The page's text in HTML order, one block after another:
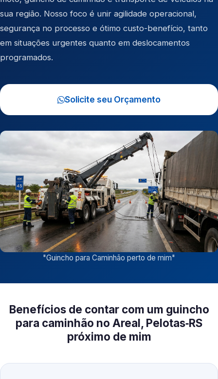
sua região. Nosso foco é unir agilidade operacional,
segurança no processo e ótimo custo-benefício, tanto
em situações urgentes quanto em deslocamentos
programados.
Solicite seu Orçamento
"Guincho para Caminhão perto de mim"
Benefícios de contar com um guincho
para caminhão no Areal, Pelotas‑RS
próximo de mim